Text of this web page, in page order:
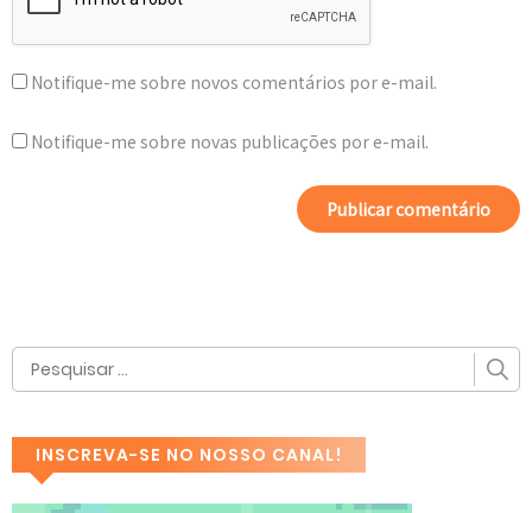
Notifique-me sobre novos comentários por e-mail.
Notifique-me sobre novas publicações por e-mail.
INSCREVA-SE NO NOSSO CANAL!